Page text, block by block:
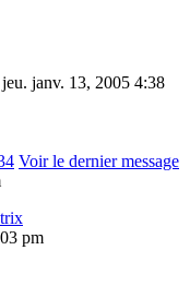
janv. 13, 2005 4:38
Voir le dernier message
pm